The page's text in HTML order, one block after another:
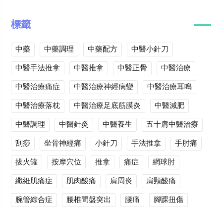
標籤
中藥 中藥調理 中藥配方
中醫小針刀
中醫手法推拿
中醫推拿 中醫正骨
中醫治療
中醫治療痛症
中醫治療神經病變
中醫治療耳鳴
中醫治療落枕
中醫治療足底筋膜炎
中醫減肥
中醫調理
中醫針灸 中醫養生
五十肩中醫治療
刮痧
坐骨神經痛 小針刀 手法推拿
手肘痛
拔火罐
按摩穴位 推拿 痛症
網球肘
纖維肌痛症
肌肉酸痛 肩周炎
肩頸酸痛
腕管綜合症
腰椎間盤突出 腰痛
腳踝扭傷